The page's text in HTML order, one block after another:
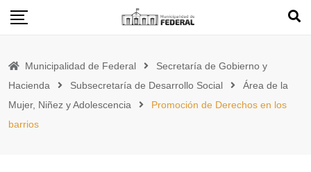
Skip
Municipalidad de Federal
Secretaría de Gobierno y
Hacienda
Subsecretaría de Desarrollo Social
Área de la
Mujer, Niñez y Adolescencia
Promoción de Derechos en los
barrios